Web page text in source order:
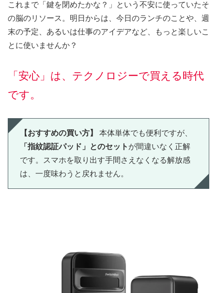
これまで「鍵を閉めたかな？」という不安に使っていたそ
の脳のリソース。明日からは、今日のランチのことや、週
末の予定、あるいは仕事のアイデアなど、もっと楽しいこ
とに使いませんか？
「安心」は、テクノロジーで買える時代
です。
【おすすめの買い方】
本体単体でも便利ですが、
「指紋認証パッド」とのセット が間違いなく正解
です。スマホを取り出す手間さえなくなる解放感
は、一度味わうと戻れません。